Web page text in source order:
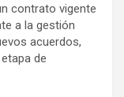
contrato vigente
a la gestión
acuerdos,
de